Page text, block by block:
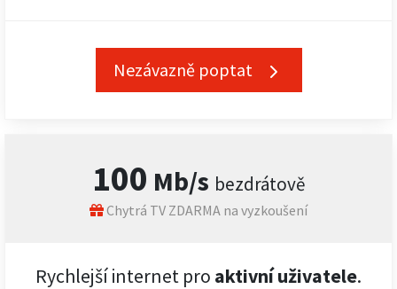
Nezávazně poptat
100 Mb/s bezdrátově
Chytrá TV ZDARMA na vyzkoušení
Rychlejší internet pro aktivní uživatele.